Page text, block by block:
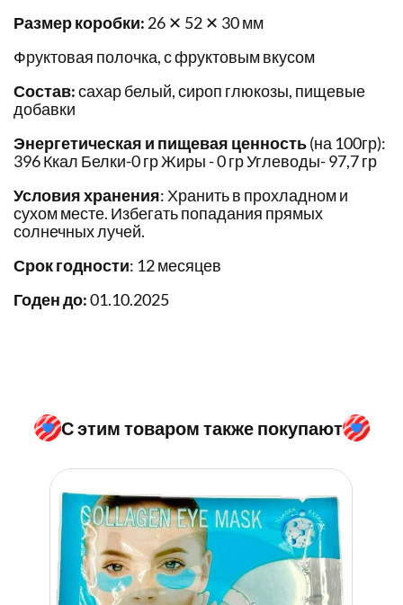
Размер коробки: 26 ✕ 52 ✕ 30 мм
Фруктовая полочка, с фруктовым вкусом
Состав:сахар белый, сироп глюкозы, пищевые
добавки
Энергетическая и пищевая ценность(на 100гр):
396 Ккал Белки-0 гр Жиры - 0 гр Углеводы- 97,7 гр
Условия хранения: Хранить в прохладном и
сухом месте. Избегать попадания прямых
солнечных лучей.
Срок годности: 12 месяцев
Годен до:01.10.2025
С этим товаром также покупают